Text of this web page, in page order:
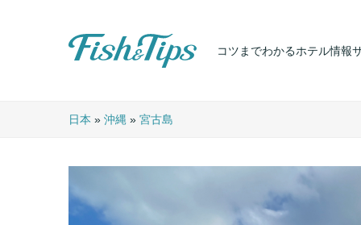
コツまでわかるホテル情報
日本 » 沖縄 » 宮古島